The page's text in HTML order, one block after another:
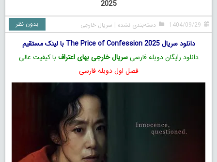
2025
1404/09/29 دسته‌بندی نشده | سریال خارجی بدون نظر
دانلود سریال The Price of Confession 2025 با لینک مستقیم
دانلود رایگان دوبله فارسیسریال خارجی بهای اعتراف با کیفیت عالی
فصل اول دوبله فارسی